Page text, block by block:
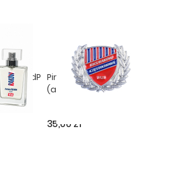
ml EdP Pins z wieńcem srebrny
(alpaka)
35,00 zł